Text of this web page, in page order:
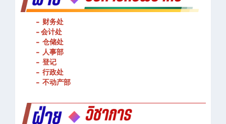
- 财务处
-会计处
- 仓储处
- 人事部
- 登记
- 行政处
- 不动产部